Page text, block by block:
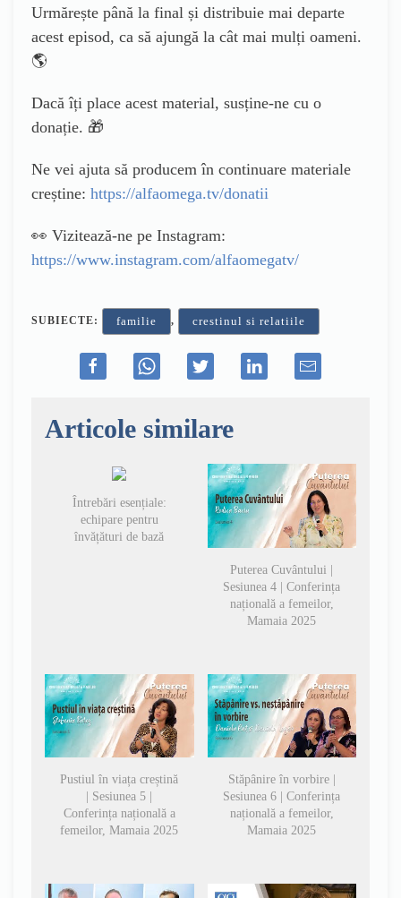
Urmărește până la final și distribuie mai departe
acest episod, ca să ajungă la cât mai mulți oameni.
🌎
Dacă îți place acest material, susține-ne cu o
donație. 🎁
Ne vei ajuta să producem în continuare materiale
creștine: https://alfaomega.tv/donatii
👀 Vizitează-ne pe Instagram:
https://www.instagram.com/alfaomegatv/
SUBIECTE: familie , crestinul si relatiile
Articole similare
Întrebări esențiale:
echipare pentru
învățături de bază
Puterea Cuvântului |
Sesiunea 4 | Conferința
națională a femeilor,
Mamaia 2025
Pustiul în viața creștină
| Sesiunea 5 |
Conferința națională a
femeilor, Mamaia 2025
Stăpânire în vorbire |
Sesiunea 6 | Conferința
națională a femeilor,
Mamaia 2025